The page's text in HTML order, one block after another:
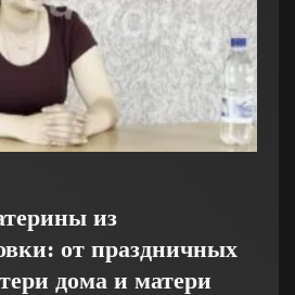
из
от праздничных
дома и матери